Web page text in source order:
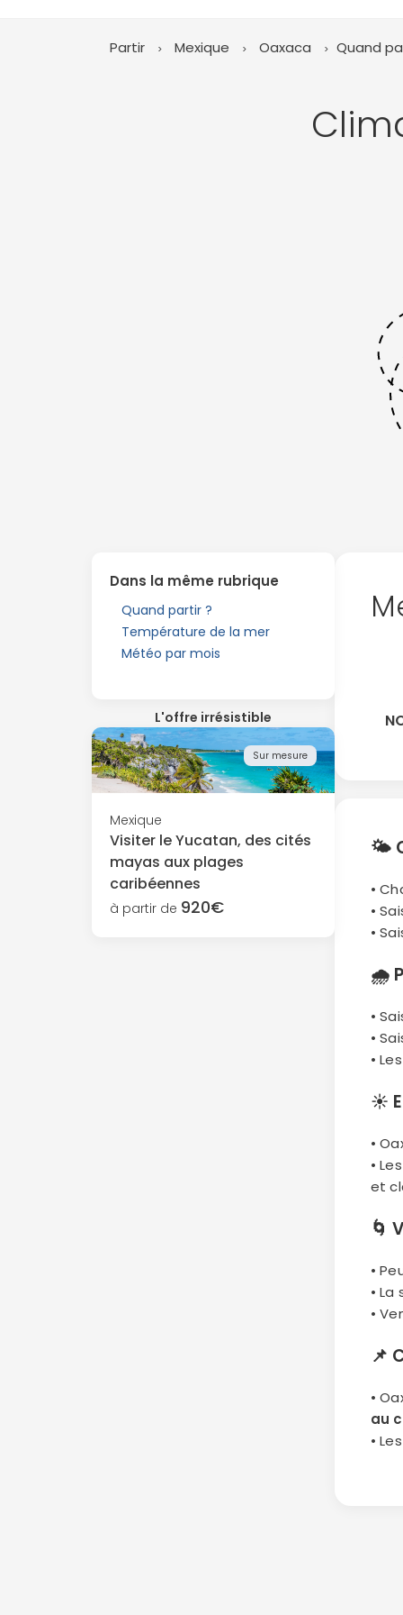
Partir Mexique Oaxaca Quand
Dans la même rubrique
Quand partir ?
Température de la mer
Météo par mois
L'offre irrésistible
Mexique
Visiter le Yucatan, des cités
mayas aux plages
caribéennes
à partir de 920€
Sur mesure
🌤
•
•
•
🌧
•
•
•
☀️
•
•
et
🌀
•
•
•
📌
•
au
•